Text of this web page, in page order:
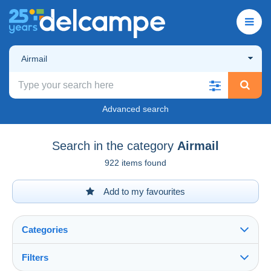
Airmail
Advanced search
Search in the category Airmail
922 items found
Add to my favourites
Categories
Filters